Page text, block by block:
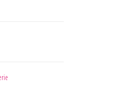
PRETO TAMANHO ÚNICO